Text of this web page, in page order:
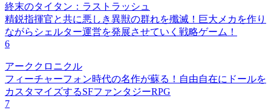
終末のタイタン：ラストラッシュ
精鋭指揮官と共に悪しき異獣の群れを殲滅！巨大メカを作り
ながらシェルター運営を発展させていく戦略ゲーム！
6
アーククロニクル
フィーチャーフォン時代の名作が蘇る！自由自在にドールを
カスタマイズするSFファンタジーRPG
7